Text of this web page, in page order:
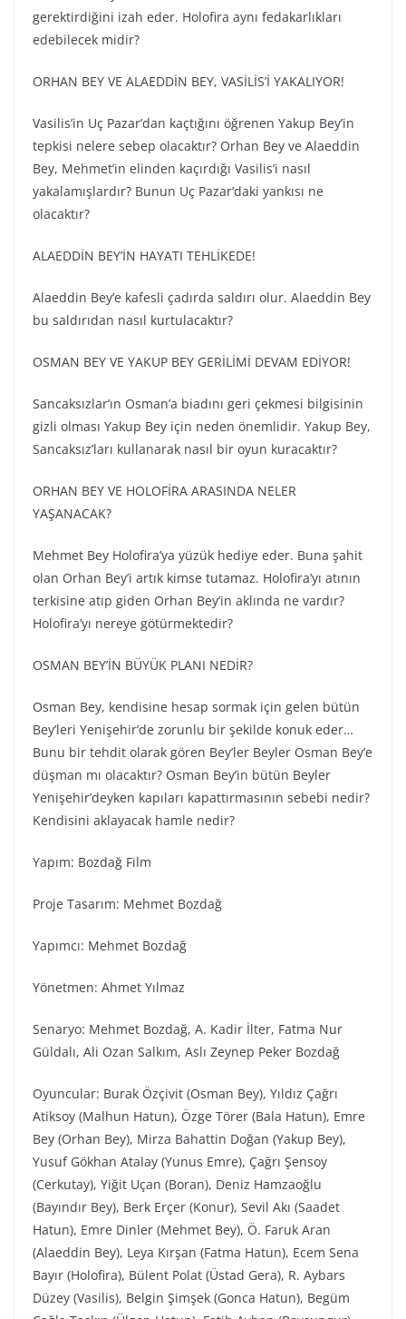
gerektirdiğini izah eder. Holofira aynı fedakarlıkları
edebilecek midir?
ORHAN BEY VE ALAEDDİN BEY, VASİLİS’İ YAKALIYOR!
Vasilis’in Uç Pazar’dan kaçtığını öğrenen Yakup Bey’in
tepkisi nelere sebep olacaktır? Orhan Bey ve Alaeddin
Bey, Mehmet’in elinden kaçırdığı Vasilis’i nasıl
yakalamışlardır? Bunun Uç Pazar’daki yankısı ne
olacaktır?
ALAEDDİN BEY’İN HAYATI TEHLİKEDE!
Alaeddin Bey’e kafesli çadırda saldırı olur. Alaeddin Bey
bu saldırıdan nasıl kurtulacaktır?
OSMAN BEY VE YAKUP BEY GERİLİMİ DEVAM EDİYOR!
Sancaksızlar’ın Osman’a biadını geri çekmesi bilgisinin
gizli olması Yakup Bey için neden önemlidir. Yakup Bey,
Sancaksız’ları kullanarak nasıl bir oyun kuracaktır?
ORHAN BEY VE HOLOFİRA ARASINDA NELER
YAŞANACAK?
Mehmet Bey Holofira’ya yüzük hediye eder. Buna şahit
olan Orhan Bey’i artık kimse tutamaz. Holofira’yı atının
terkisine atıp giden Orhan Bey’in aklında ne vardır?
Holofira’yı nereye götürmektedir?
OSMAN BEY’İN BÜYÜK PLANI NEDİR?
Osman Bey, kendisine hesap sormak için gelen bütün
Bey’leri Yenişehir’de zorunlu bir şekilde konuk eder…
Bunu bir tehdit olarak gören Bey’ler Beyler Osman Bey’e
düşman mı olacaktır? Osman Bey’in bütün Beyler
Yenişehir’deyken kapıları kapattırmasının sebebi nedir?
Kendisini aklayacak hamle nedir?
Yapım: Bozdağ Fi̇lm
Proje Tasarım: Mehmet Bozdağ
Yapımcı: Mehmet Bozdağ
Yönetmen: Ahmet Yılmaz
Senaryo: Mehmet Bozdağ, A. Kadir İlter, Fatma Nur
Güldalı, Ali Ozan Salkım, Aslı Zeynep Peker Bozdağ
Oyuncular: Burak Özçivit (Osman Bey), Yıldız Çağrı
Atiksoy (Malhun Hatun), Özge Törer (Bala Hatun), Emre
Bey (Orhan Bey), Mirza Bahattin Doğan (Yakup Bey),
Yusuf Gökhan Atalay (Yunus Emre), Çağrı Şensoy
(Cerkutay), Yiğit Uçan (Boran), Deniz Hamzaoğlu
(Bayındır Bey), Berk Erçer (Konur), Sevil Akı (Saadet
Hatun), Emre Dinler (Mehmet Bey), Ö. Faruk Aran
(Alaeddin Bey), Leya Kırşan (Fatma Hatun), Ecem Sena
Bayır (Holofira), Bülent Polat (Üstad Gera), R. Aybars
Düzey (Vasilis), Belgin Şimşek (Gonca Hatun), Begüm